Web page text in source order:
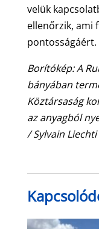
velük
ellenőrzik, ami
pontosságáért.
Borítókép: A
bányában
Köztársaság
az anyagból
/ Sylvain Liechti